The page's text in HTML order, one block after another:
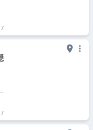
7
7